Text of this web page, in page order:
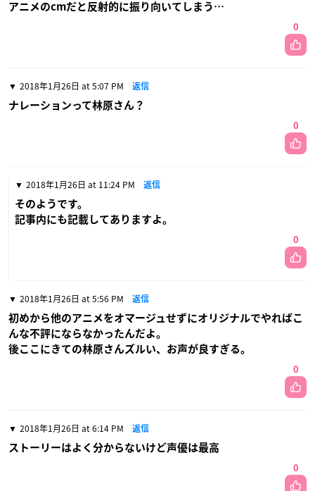
アニメのcmだと反射的に振り向いてしまう…
0
2018年1月26日 at 5:07 PM 返信
ナレーションって林原さん？
0
2018年1月26日 at 11:24 PM 返信
そのようです。
記事内にも記載してありますよ。
0
2018年1月26日 at 5:56 PM 返信
初めから他のアニメをオマージュせずにオリジナルでやればこ
んな不評にならなかったんだよ。
後ここにきての林原さんズルい、お声が良すぎる。
0
2018年1月26日 at 6:14 PM 返信
ストーリーはよく分からないけど声優は最高
0